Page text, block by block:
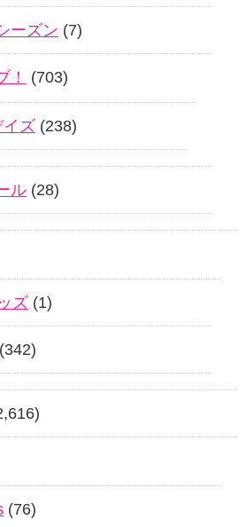
ーズン (7)
！ (703)
イズ (238)
ル (28)
ズ (1)
(342)
(76)